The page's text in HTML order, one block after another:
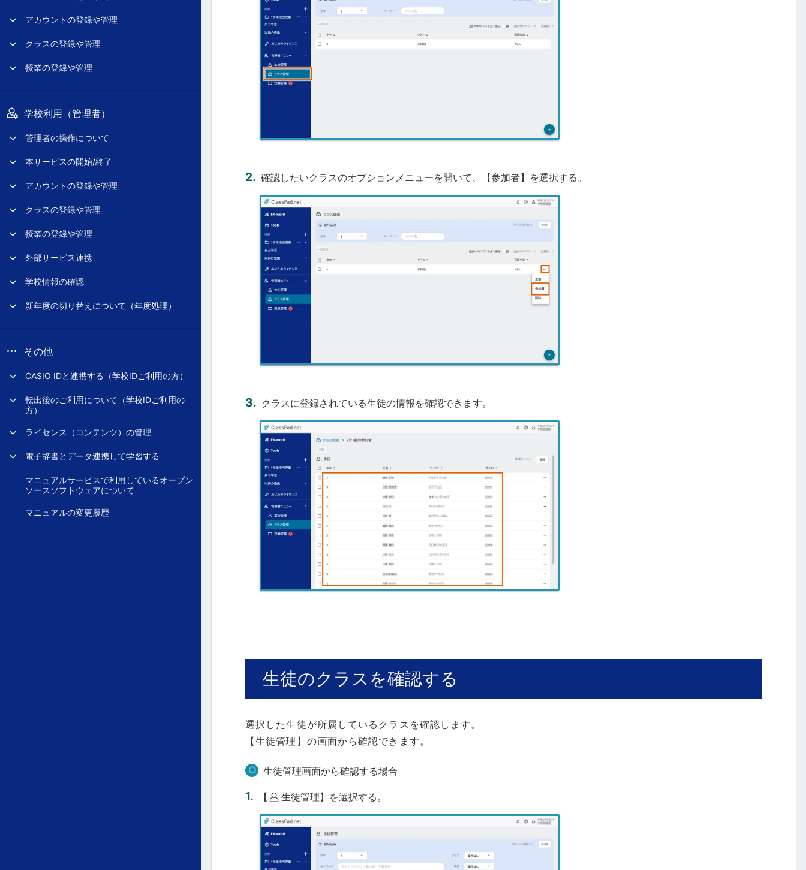
アカウントの登録や管理
クラスの登録や管理
授業の登録や管理
学校利用（管理者）
管理者の操作について
本サービスの開始/終了
アカウントの登録や管理
クラスの登録や管理
授業の登録や管理
外部サービス連携
学校情報の確認
新年度の切り替えについて（年度処理）
その他
CASIO IDと連携する（学校IDご利用の方）
転出後のご利用について（学校IDご利用の
方）
ライセンス（コンテンツ）の管理
電子辞書とデータ連携して学習する
マニュアルサービスで利用しているオープン
ソースソフトウェアについて
マニュアルの変更履歴
確認したいクラスのオプションメニューを開いて、【参加者】を選択する。
クラスに登録されている生徒の情報を確認できます。
生徒のクラスを確認する
選択した生徒が所属しているクラスを確認します。
【生徒管理】の画面から確認できます。
生徒管理画面から確認する場合
【 生徒管理】を選択する。